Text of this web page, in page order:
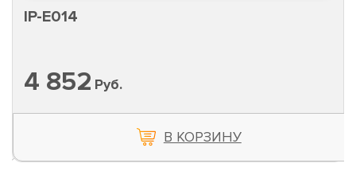
IP-E014
4 852 Руб.
В КОРЗИНУ